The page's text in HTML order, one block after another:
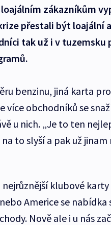
zákazníkům
přestali být loajální
tak už i v tuzemsku
benzinu, jiná karta
více obchodníků se
u nich. „Je to ten
to slyší a pak už
nejrůznější klubové
Americe se nabídka
Nově ale i u nás